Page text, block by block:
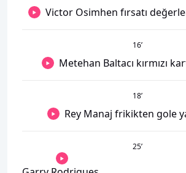
Victor Osimhen fırsatı
16’
Metehan Baltacı kırmızı
18’
Rey Manaj frikikten gole
25’